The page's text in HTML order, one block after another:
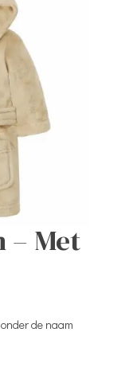
– Met
de naam